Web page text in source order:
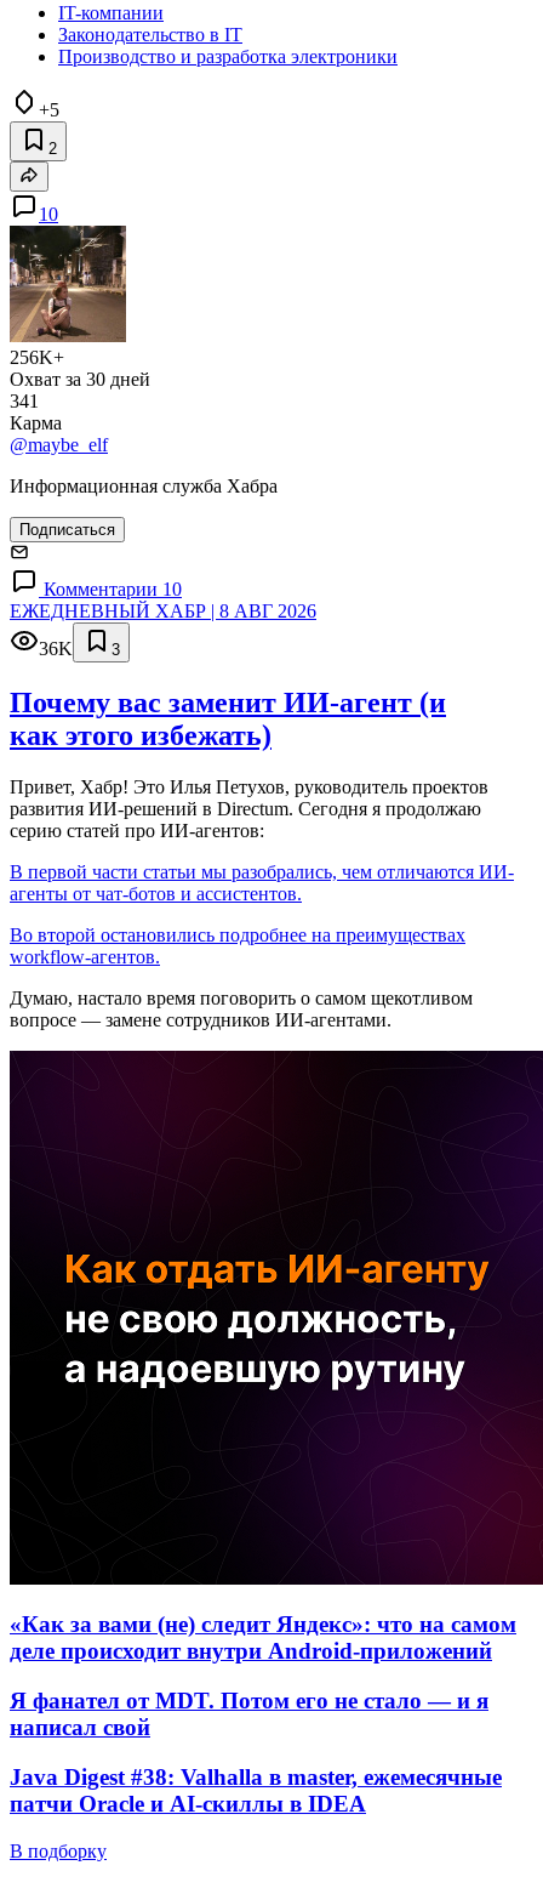
IT-компании
Законодательство в IT
Производство и разработка электроники
+5
2
10
256K+
Охват за 30 дней
341
Карма
@maybe_elf
Информационная служба Хабра
Подписаться
Комментарии 10
ЕЖЕДНЕВНЫЙ ХАБР | 8 АВГ 2026
36K
3
Почему вас заменит ИИ‑агент (и
как этого избежать)
Привет, Хабр! Это Илья Петухов, руководитель проектов
развития ИИ-решений в Directum. Сегодня я продолжаю
серию статей про ИИ-агентов:
В первой части статьи мы разобрались, чем отличаются ИИ-
агенты от чат-ботов и ассистентов.
Во второй остановились подробнее на преимуществах
workflow-агентов.
Думаю, настало время поговорить о самом щекотливом
вопросе — замене сотрудников ИИ-агентами.
«Как за вами (не) следит Яндекс»: что на самом
деле происходит внутри Android-приложений
Я фанател от MDT. Потом его не стало — и я
написал свой
Java Digest #38: Valhalla в master, ежемесячные
патчи Oracle и AI-скиллы в IDEA
В подборку